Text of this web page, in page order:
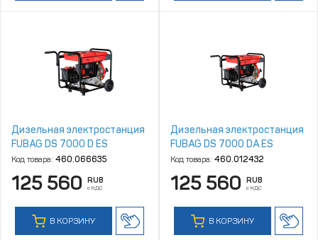
Дизельная электростанция
FUBAG DS 7000 D ES
Код товара: 460.066635
125 560 RUB
с НДС
В КОРЗИНУ
Дизельная электростанция
FUBAG DS 7000 DA ES
Код товара: 460.012432
125 560 RUB
с НДС
В КОРЗИНУ